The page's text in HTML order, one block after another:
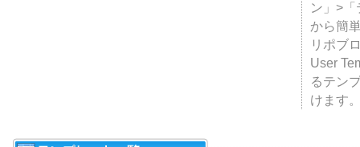
ン」>
から簡
リポブ
User
るテン
けます